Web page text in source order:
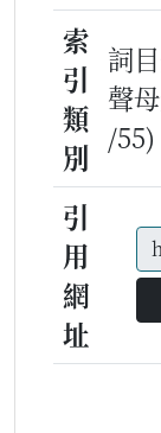
索
引
類
別
詞
聲
/55)
引
用
網
址